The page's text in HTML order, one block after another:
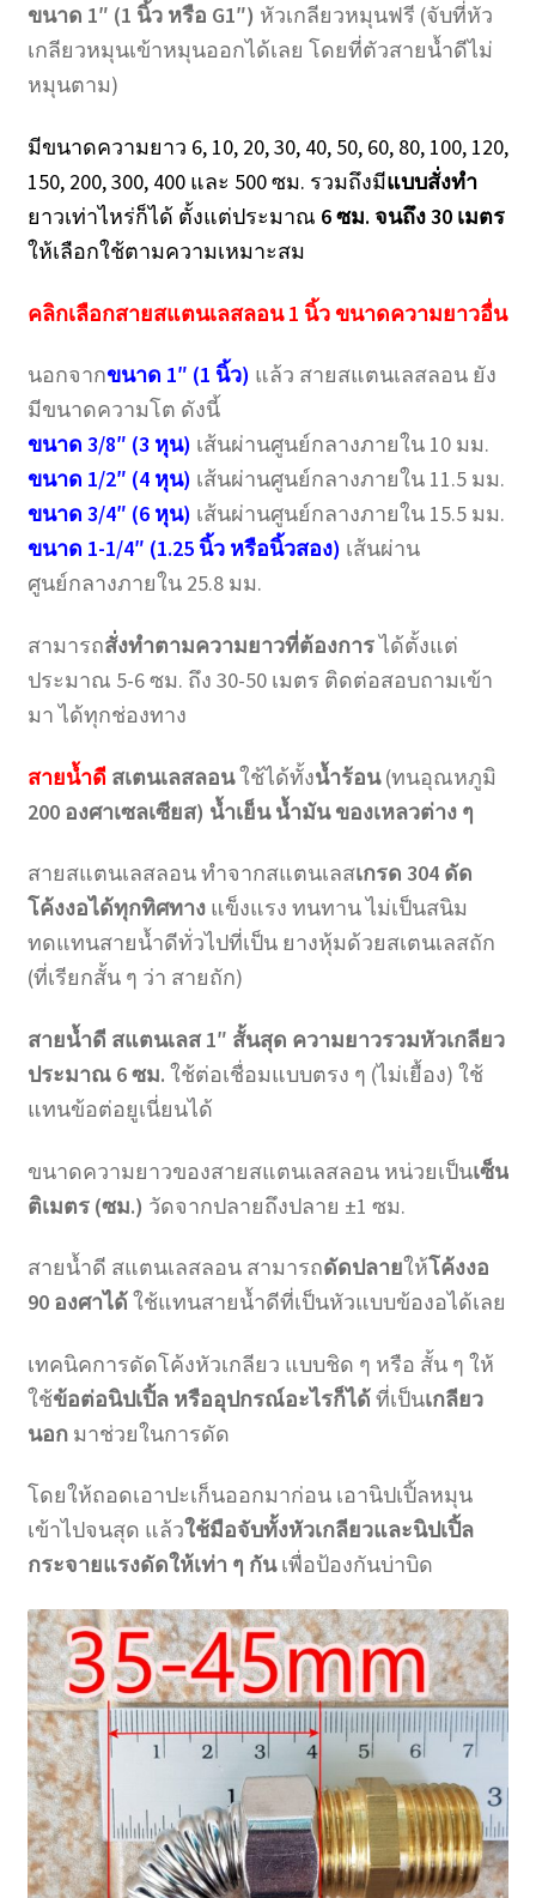
ขนาด 1″ (1 นิ้ว หรือ G1″) หัวเกลียวหมุนฟรี (จับที่หัว
เกลียวหมุนเข้าหมุนออกได้เลย โดยที่ตัวสายน้ำดีไม่
หมุนตาม)
มีขนาดความยาว 6, 10, 20, 30, 40, 50, 60, 80, 100, 120,
150, 200, 300, 400 และ 500 ซม. รวมถึงมีแบบสั่งทำ
ยาวเท่าไหร่ก็ได้ ตั้งแต่ประมาณ 6 ซม. จนถึง 30 เมตร
ให้เลือกใช้ตามความเหมาะสม
คลิกเลือกสายสแตนเลสลอน 1 นิ้ว ขนาดความยาวอื่น
นอกจากขนาด 1″ (1 นิ้ว) แล้ว สายสแตนเลสลอน ยัง
มีขนาดความโต ดังนี้
ขนาด 3/8″ (3 หุน) เส้นผ่านศูนย์กลางภายใน 10 มม.
ขนาด 1/2″ (4 หุน) เส้นผ่านศูนย์กลางภายใน 11.5 มม.
ขนาด 3/4″ (6 หุน) เส้นผ่านศูนย์กลางภายใน 15.5 มม.
ขนาด 1-1/4″ (1.25 นิ้ว หรือนิ้วสอง) เส้นผ่าน
ศูนย์กลางภายใน 25.8 มม.
สามารถสั่งทำตามความยาวที่ต้องการได้ตั้งแต่
ประมาณ 5-6 ซม. ถึง 30-50 เมตร ติดต่อสอบถามเข้า
มา ได้ทุกช่องทาง
สายน้ำดี สเตนเลสลอนใช้ได้ทั้งน้ำร้อน(ทนอุณหภูมิ
200 องศาเซลเซียส) น้ำเย็น น้ำมัน ของเหลวต่าง ๆ
สายสแตนเลสลอน ทำจากสแตนเลสเกรด 304 ดัด
โค้งงอได้ทุกทิศทางแข็งแรง ทนทาน ไม่เป็นสนิม
ทดแทนสายน้ำดีทั่วไปที่เป็น ยางหุ้มด้วยสเตนเลสถัก
(ที่เรียกสั้น ๆ ว่า สายถัก)
สายน้ำดี สแตนเลส 1″ สั้นสุด ความยาวรวมหัวเกลียว
ประมาณ 6 ซม. ใช้ต่อเชื่อมแบบตรง ๆ (ไม่เยื้อง) ใช้
แทนข้อต่อยูเนี่ยนได้
ขนาดความยาวของสายสแตนเลสลอน หน่วยเป็นเซ็น
ติเมตร (ซม.) วัดจากปลายถึงปลาย ±1 ซม.
สายน้ำดี สแตนเลสลอน สามารถดัดปลายให้โค้งงอ
90 องศาได้ใช้แทนสายน้ำดีที่เป็นหัวแบบข้องอได้เลย
เทคนิคการดัดโค้งหัวเกลียว แบบชิด ๆ หรือ สั้น ๆ ให้
ใช้ข้อต่อนิปเปิ้ล หรืออุปกรณ์อะไรก็ได้ที่เป็นเกลียว
นอกมาช่วยในการดัด
โดยให้ถอดเอาปะเก็นออกมาก่อน เอานิปเปิ้ลหมุน
เข้าไปจนสุด แล้วใช้มือจับทั้งหัวเกลียวและนิปเปิ้ล
กระจายแรงดัดให้เท่า ๆ กันเพื่อป้องกันบ่าบิด